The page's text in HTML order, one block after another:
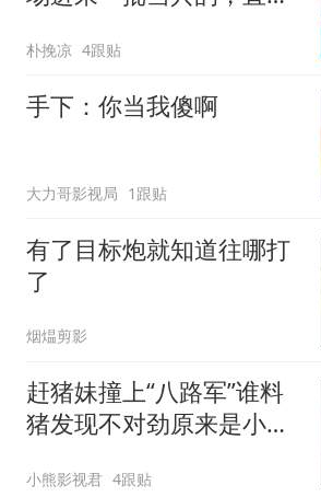
朴挽凉 4跟贴
手下：你当我傻啊
大力哥影视局 1跟贴
有了目标炮就知道往哪打
了
烟煴剪影
赶猪妹撞上“八路军”谁料
猪发现不对劲原来是小日
小熊影视君 4跟贴